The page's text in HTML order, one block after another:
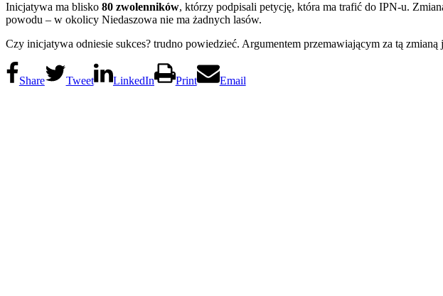
Inicjatywa ma blisko 80 zwolenników, którzy podpisali petycję, która ma trafić do IPN-u.
powodu – w okolicy Niedaszowa nie ma żadnych lasów.
Czy inicjatywa odniesie sukces? trudno powiedzieć. Argumentem przemawiającym za tą
Share Tweet LinkedIn Print Email